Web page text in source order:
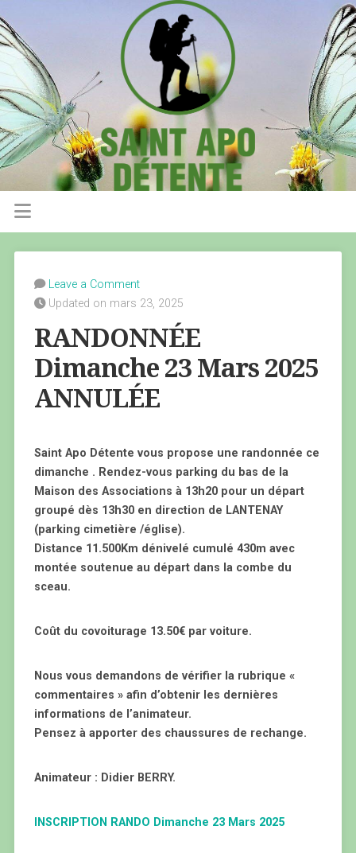
Leave a Comment
Updated on mars 23, 2025
RANDONNÉE
Dimanche 23 Mars 2025
ANNULÉE
Saint Apo Détente vous propose une randonnée ce
dimanche . Rendez-vous parking du bas de la
Maison des Associations à 13h20 pour un départ
groupé dès 13h30 en direction de LANTENAY
(parking cimetière /église).
Distance 11.500Km dénivelé cumulé 430m avec
montée soutenue au départ dans la combe du
sceau.
Coût du covoiturage 13.50€ par voiture.
Nous vous demandons de vérifier la rubrique «
commentaires » afin d’obtenir les dernières
informations de l’animateur.
Pensez à apporter des chaussures de rechange.
Animateur : Didier BERRY.
INSCRIPTION RANDO Dimanche 23 Mars 2025